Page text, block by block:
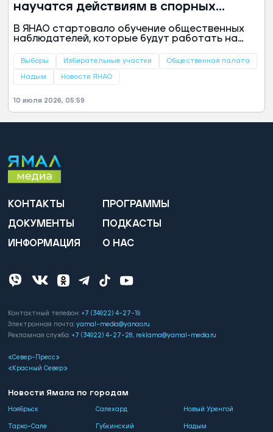
научатся действиям в спорных
ситуациях на выборах
В ЯНАО стартовало обучение общественных
наблюдателей, которые будут работать на
сентябре. Первый обучающий семинар прошел
палата.
Выборы Избирательные участки Общественная палата
Надым Новости ЯНАО
10 июля 2026, 05:59
КОНТАКТЫ
ДОКУМЕНТЫ
ИНФОРМАЦИЯ
ПРОГРАММЫ
ПОДКАСТЫ
О НАС
Контактный телефон: +7 (34922) 4-27-19.
Электронная почта: yamal-media@yanao.ru.
Рекламная служба: +7 (34922) 4-27-28, reklama@yamal-media.ru
«Север-Пресс»
«Красный Север»
Новости Ямала по городам
Ноябрьск Салехард Новый Уренгой
Тарко-Сале Губкинский Надым